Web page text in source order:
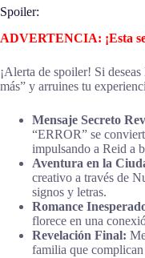
Spoiler:
ADVERTENCIA: ¡Esta
¡Alerta de spoiler! Si
más” y arruines tu
Mensaje Secreto
“ERROR” se
impulsando a Reid a
Aventura en la
creativo a través de
signos y letras.
Romance
florece en una
Revelación Final:
familia que complican